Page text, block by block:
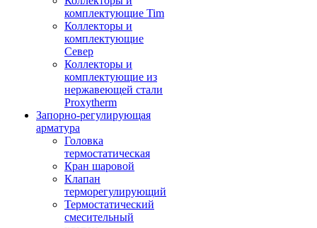
комплектующие Tim
Коллекторы и
комплектующие
Север
Коллекторы и
комплектующие из
нержавеющей стали
Proxytherm
Запорно-регулирующая
арматура
Головка
термостатическая
Кран шаровой
Клапан
терморегулирующий
Термостатический
смесительный